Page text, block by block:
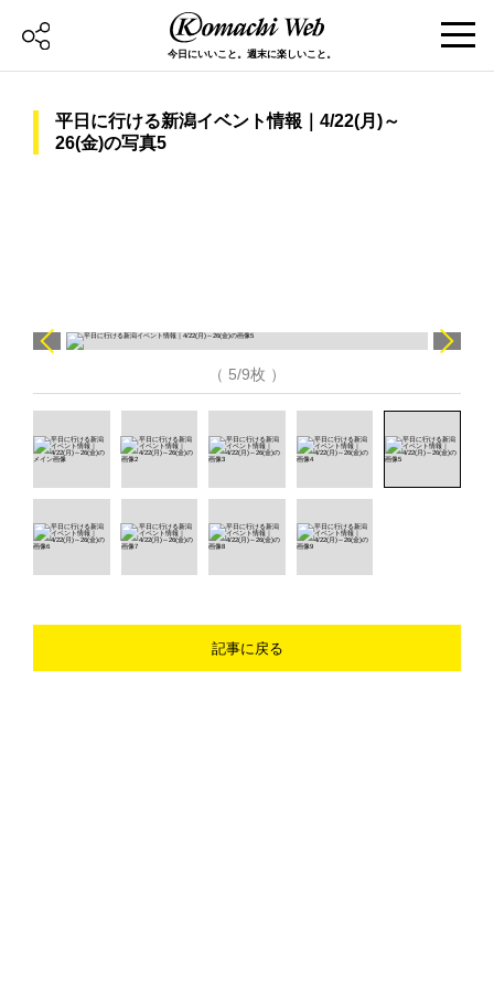
今日にいいこと。週末に楽しいこと。
平日に行ける新潟イベント情報｜4/22(月)～
26(金)の写真5
（ 5/9枚 ）
記事に戻る